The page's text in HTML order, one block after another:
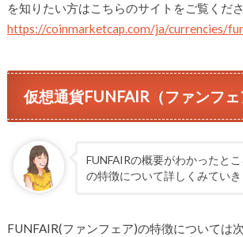
を知りたい方はこちらのサイトをご覧くださ
https://coinmarketcap.com/ja/currencies/
仮想通貨FUNFAIR（ファンフ
FUNFAIRの概要がわかったと
の特徴について詳しくみていき
FUNFAIR(ファンフェア)の特徴については